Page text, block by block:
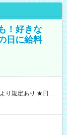
！好きな
日に給料
お仕事後はコ
試